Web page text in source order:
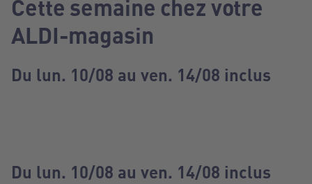
ALDI-magasin
Du lun. 10/08 au ven. 14/08 inclus
Du lun. 10/08 au ven. 14/08 inclus